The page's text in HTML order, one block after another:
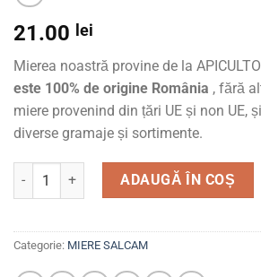
21.00 lei
Mierea noastră provine de la
este 100% de origine România , fără
miere provenind din țări UE și non UE,
diverse gramaje și sortimente.
Cantitate Borcan miere salcam
ADAUGĂ ÎN COȘ
Categorie: MIERE SALCAM